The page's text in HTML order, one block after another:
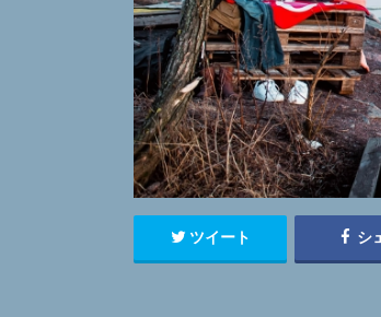
ツイート シ